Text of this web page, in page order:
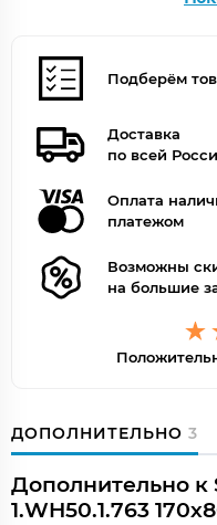
Подберём
Доставка
по всей
Оплата
платежом
Возможны
на большие
ДОПОЛНИТЕЛЬНО 3
Дополнительно
1.WH50.1.763